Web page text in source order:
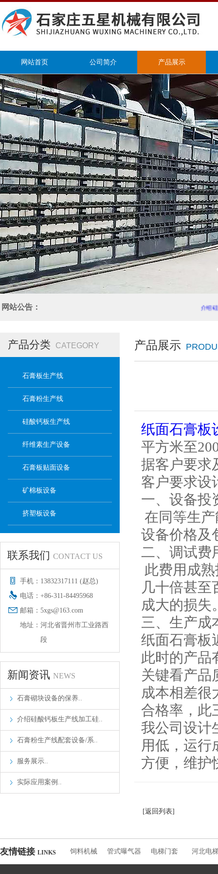
网站首页 公司简介 产品展示
网站公告： 介绍
产品分类 CATEGORY
石膏板生产线
石膏粉生产线
硅酸钙板生产线
纤维素生产设备
石膏板贴面设备
矿棉板设备
挤塑板设备
联系我们 CONTACT US
手机： 13832317111 (赵总)
电话： +86-311-84495968
邮箱： 5xgs@163.com
地址： 河北省晋州市工业路西
段
新闻资讯 NEWS
石膏砌块设备的保养..
介绍硅酸钙板生产线加工硅..
石膏粉生产线配套设备/系..
服务展示..
实际应用案例..
产品展示
纸面石膏板
平方米至
据客户要求
客户要求设
一、设备投
在同等生
设备价格及
二、调试费
此费用成
几十倍甚至
成大的损失
三、生产成
纸面石膏板
此时的产品
关键看产品
成本相差很
合格率，此
我公司设计
用低，运行
方便，维护
[返回列表]
友情链接 LINKS 饲料机械 管式曝气器 电梯门套 河北电